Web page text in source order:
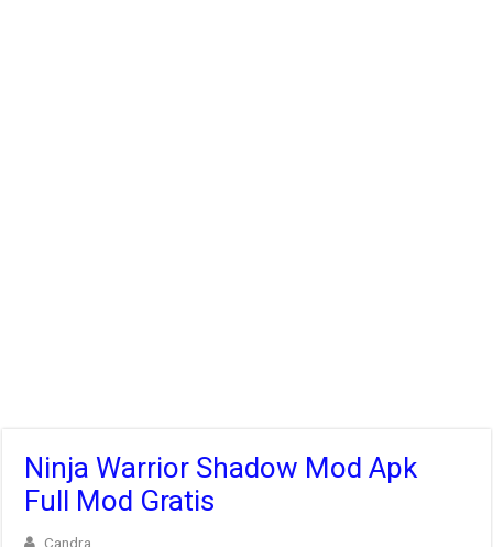
Ninja Warrior Shadow Mod Apk
Full Mod Gratis
Candra